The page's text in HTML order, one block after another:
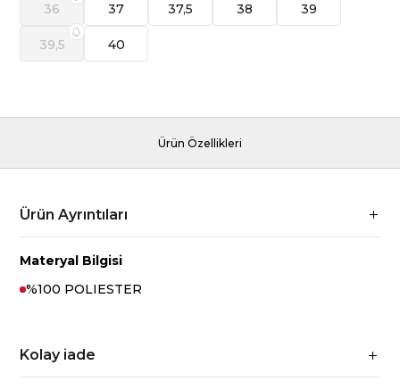
36 37 37,5 38 39
39,5 40
Ürün Özellikleri
Ürün Ayrıntıları
Materyal Bilgisi
%100 POLIESTER
Kolay iade